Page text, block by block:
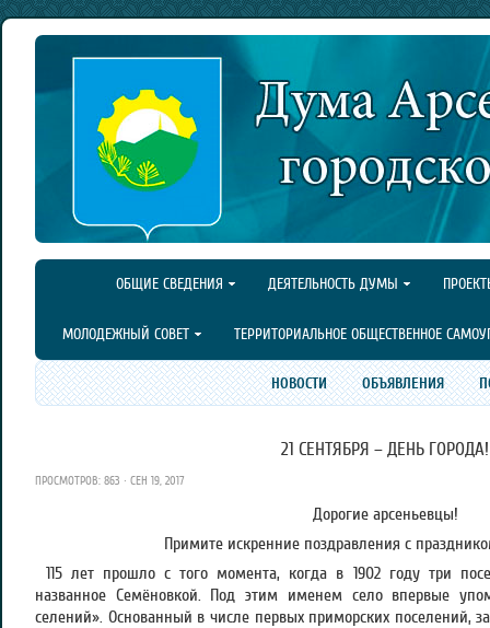
ОБЩИЕ СВЕДЕНИЯ ДЕЯТЕЛЬНОСТЬ ДУМЫ
МОЛОДЕЖНЫЙ СОВЕТ ТЕРРИТОРИАЛЬНОЕ ОБЩЕСТВЕННОЕ
НОВОСТИ ОБЪЯВЛЕНИЯ
21 СЕНТЯБРЯ – ДЕНЬ ГОРОДА!
ПРОСМОТРОВ: 863 · СЕН 19, 2017
Дорогие арсеньевцы!
Примите искренние поздравления с
115 лет прошло с того момента, когда в 1902 году три
названное Семёновкой. Под этим именем село впервые
селений». Основанный в числе первых приморских поселений,